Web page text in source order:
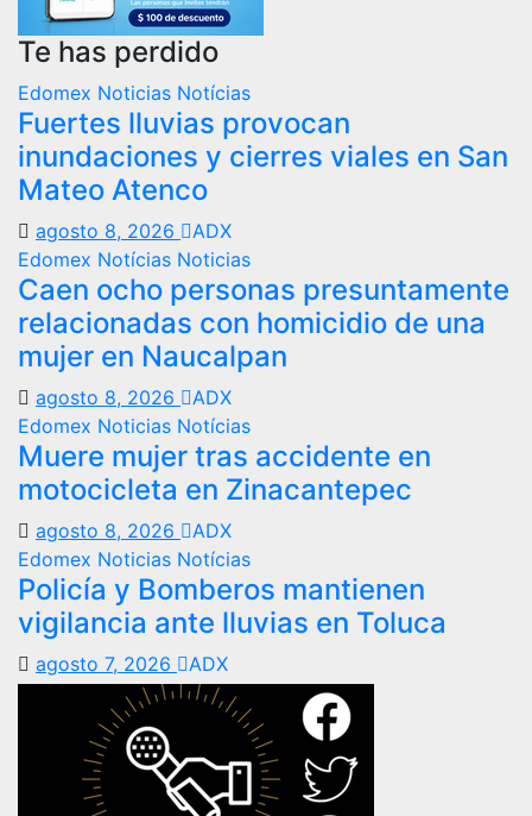
Te has perdido
Edomex Noticias Notícias
Fuertes lluvias provocan
inundaciones y cierres viales en San
Mateo Atenco
agosto 8, 2026
ADX
Edomex Notícias Noticias
Caen ocho personas presuntamente
relacionadas con homicidio de una
mujer en Naucalpan
agosto 8, 2026
ADX
Edomex Noticias Notícias
Muere mujer tras accidente en
motocicleta en Zinacantepec
agosto 8, 2026
ADX
Edomex Noticias Notícias
Policía y Bomberos mantienen
vigilancia ante lluvias en Toluca
agosto 7, 2026 ADX